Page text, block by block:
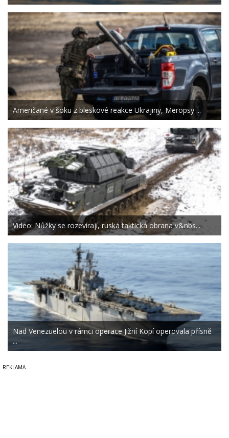
Američané v šoku z bleskové reakce Ukrajiny, Meropsy ...
Video: Nůžky se rozevírají, ruská taktická obrana v&nbs...
Nad Venezuelou v rámci operace Jižní Kopí operovala přísně
...